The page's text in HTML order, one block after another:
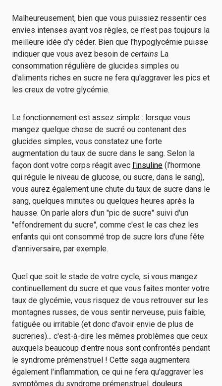
Malheureusement, bien que vous puissiez ressentir ces
envies intenses avant vos règles, ce n'est pas toujours la
meilleure idée d'y céder. Bien que l'hypoglycémie puisse
indiquer que vous avez besoin de certains La
consommation régulière de glucides simples ou
d'aliments riches en sucre ne fera qu'aggraver les pics et
les creux de votre glycémie.
Le fonctionnement est assez simple : lorsque vous
mangez quelque chose de sucré ou contenant des
glucides simples, vous constatez une forte
augmentation du taux de sucre dans le sang. Selon la
façon dont votre corps réagit avec l'insuline (l'hormone
qui régule le niveau de glucose, ou sucre, dans le sang),
vous aurez également une chute du taux de sucre dans le
sang, quelques minutes ou quelques heures après la
hausse. On parle alors d'un "pic de sucre" suivi d'un
"effondrement du sucre", comme c'est le cas chez les
enfants qui ont consommé trop de sucre lors d'une fête
d'anniversaire, par exemple.
Quel que soit le stade de votre cycle, si vous mangez
continuellement du sucre et que vous faites monter votre
taux de glycémie, vous risquez de vous retrouver sur les
montagnes russes, de vous sentir nerveuse, puis faible,
fatiguée ou irritable (et donc d'avoir envie de plus de
sucreries)... c'est-à-dire les mêmes problèmes que ceux
auxquels beaucoup d'entre nous sont confrontés pendant
le syndrome prémenstruel ! Cette saga augmentera
également l'inflammation, ce qui ne fera qu'aggraver les
symptômes du syndrome prémenstruel. douleurs